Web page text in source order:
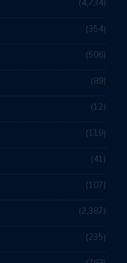
4,734
354
506
89
12
119
41
107
2,387
235